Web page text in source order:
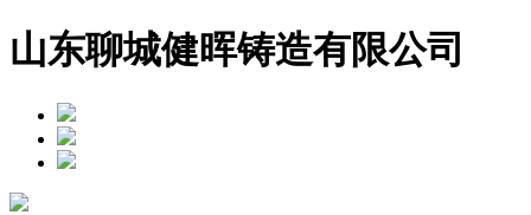
山东聊城健晖铸造有限公司